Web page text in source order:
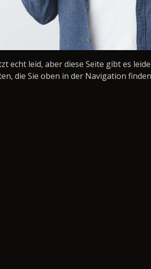
echt leid, aber diese Seite gibt es
die Sie oben in der Navigation